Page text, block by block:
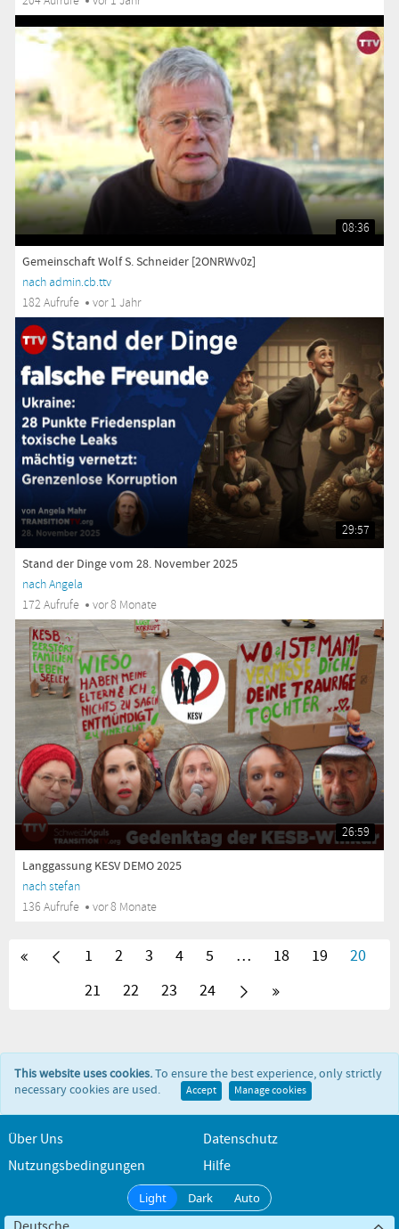
08:36
Gemeinschaft Wolf S. Schneider [2ONRWv0z]
nach admin.cb.ttv
182 Aufrufe
vor 1 Jahr
29:57
Stand der Dinge vom 28. November 2025
nach Angela
172 Aufrufe
vor 8 Monate
26:59
Langgassung KESV DEMO 2025
nach stefan
136 Aufrufe
vor 8 Monate
1 2 3 4 5 … 18 19
20
21
22 23 24
This website uses cookies.To ensure the best experience, only strictly
necessary cookies are used.
Accept Manage cookies
Über Uns
Datenschutz
Nutzungsbedingungen
Hilfe
Light Dark Auto